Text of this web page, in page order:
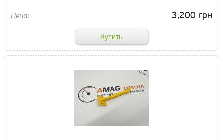
3,200 грн